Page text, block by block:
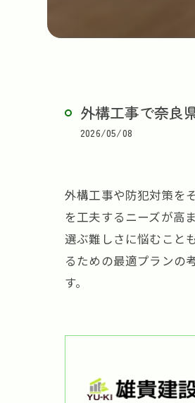
外構工事で奈良
2026/05/08
外構工事や防犯対策を
を工夫するニーズが高
選ぶ難しさに悩むこと
るための最適プランの
す。